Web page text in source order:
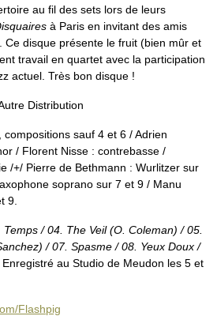
au fil des sets lors de leurs
à Paris en invitant des amis
Ce disque présente le fruit (bien mûr et
travail en quartet avec la participation
actuel. Très bon disque !
Distribution
sauf 4 et 6 / Adrien
/ Florent Nisse : contrebasse /
/+/ Pierre de Bethmann : Wurlitzer sur
soprano sur 7 et 9 / Manu
9.
/ 04. The Veil (O. Coleman) / 05.
/ 07. Spasme / 08. Yeux Doux /
Enregistré au Studio de Meudon les 5 et
Flashpig